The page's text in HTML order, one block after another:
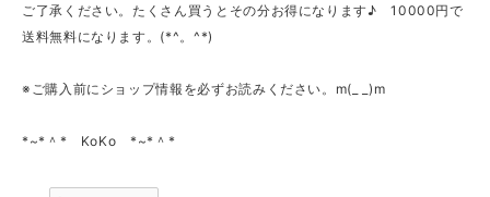
ご了承ください。たくさん買うとその分お得になります♪ 10000円で
送料無料になります。(*^。^*)
※ご購入前にショップ情報を必ずお読みください。m(_ _)m
*~*＾* KoKo *~*＾*